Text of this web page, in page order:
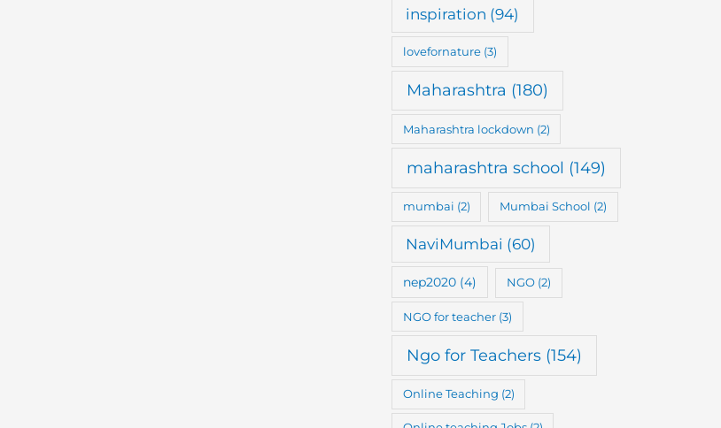
inspiration (94)
lovefornature(3)
Maharashtra (180)
Maharashtra lockdown (2)
maharashtra school (149)
mumbai (2) Mumbai School (2)
NaviMumbai (60)
nep2020 (4) NGO (2)
NGO for teacher(3)
Ngo for Teachers(154)
Online Teaching (2)